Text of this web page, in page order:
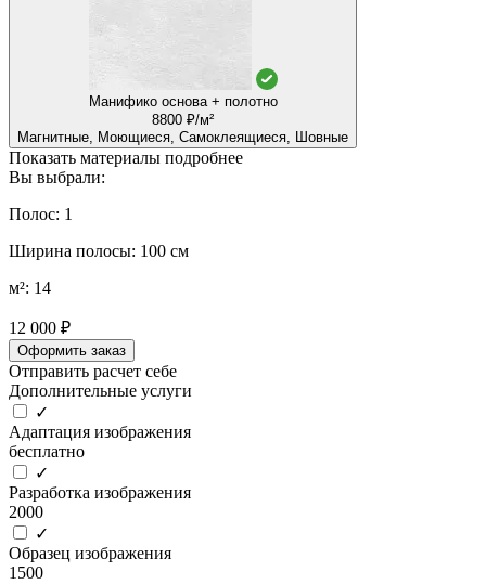
Манифико основа + полотно
8800 ₽/м²
Магнитные, Моющиеся, Самоклеящиеся, Шовные
Показать материалы подробнее
Вы выбрали:
Полос: 1
Ширина полосы: 100 см
м²: 14
12 000 ₽
Оформить заказ
Отправить расчет себе
Дополнительные услуги
✓
Адаптация изображения
бесплатно
✓
Разработка изображения
2000
✓
Образец изображения
1500